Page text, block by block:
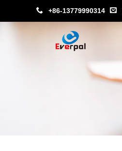
+86-13779990314